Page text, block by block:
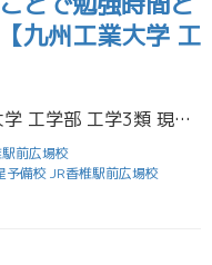
九州工業大学 工
岩本 真和くん九州工業大学 工学部 工学3類 現役合格！香住丘高校（ハンドボール部）出身 僕は高1の6月頃から東進に通ってました。 僕は講座受講が嫌いでいつも遅れていたけど、一緒に塾に通う友達がいたおかげで頑張れました。 […]
前広場校
予備校 JR香椎駅前広場校